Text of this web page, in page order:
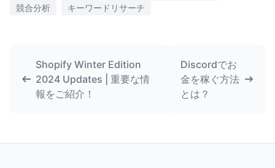
競合分析
キーワードリサーチ
Shopify Winter Edition
2024 Updates | 重要な情
報をご紹介！
Discordでお
金を稼ぐ方法
とは？